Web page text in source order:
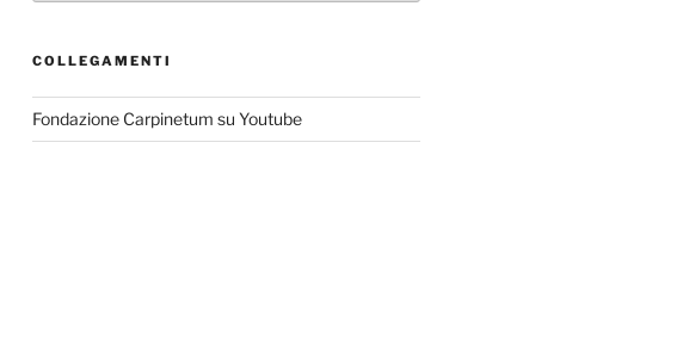
COLLEGAMENTI
Fondazione Carpinetum su Youtube